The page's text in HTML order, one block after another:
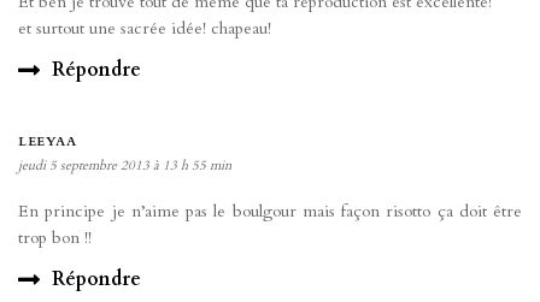
et surtout une sacrée idée! chapeau!
Répondre
LEEYAA
jeudi 5 septembre 2013 à 13 h 55 min
En principe je n’aime pas le boulgour mais façon risotto ça doit être
trop bon !!
Répondre